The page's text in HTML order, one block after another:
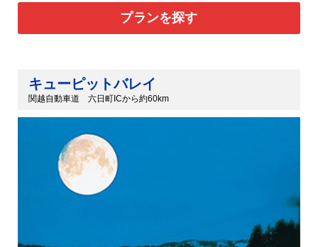
プランを探す
キューピットバレイ
関越自動車道 六日町ICから約60km